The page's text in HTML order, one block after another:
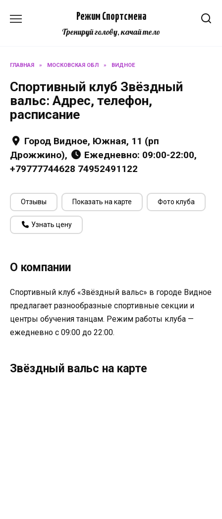
Режим Спортсмена
Тренируй голову, качай тело
ГЛАВНАЯ » МОСКОВСКАЯ ОБЛ » ВИДНОЕ
Спортивный клуб Звёздный
вальс: Адрес, телефон,
расписание
Город Видное, Южная, 11 (рп
Дрожжино),
Ежедневно: 09:00-22:00,
+79777744628 74952491122
Отзывы Показать на карте Фото клуба
Узнать цену
О компании
Спортивный клуб «Звёздный вальс» в городе Видное
предлагает разнообразные спортивные секции и
центры обучения танцам. Режим работы клуба —
ежедневно с 09:00 до 22:00.
Звёздный вальс на карте